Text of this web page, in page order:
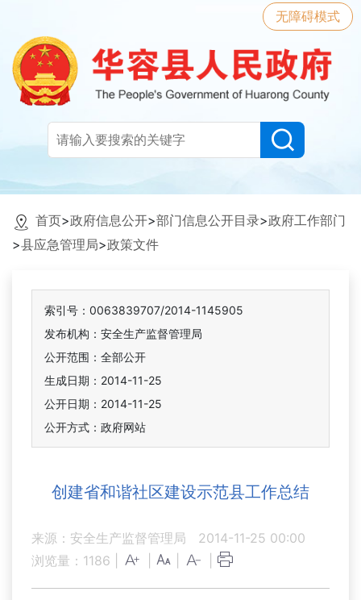
无障碍模式
首页>政府信息公开>部门信息公开目录>政府工作部门
>县应急管理局>政策文件
索引号：0063839707/2014-1145905
发布机构：安全生产监督管理局
公开范围：全部公开
生成日期：2014-11-25
公开日期：2014-11-25
公开方式：政府网站
创建省和谐社区建设示范县工作总结
来源：安全生产监督管理局
2014-11-25 00:00
浏览量： 1186